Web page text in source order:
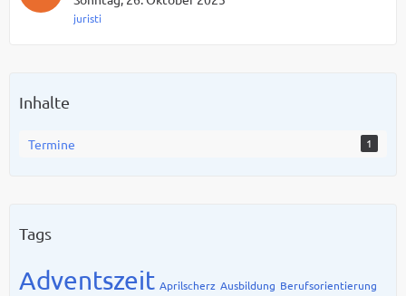
juristi
Inhalte
Termine 1
Tags
Adventszeit Aprilscherz Ausbildung Berufsorientierung